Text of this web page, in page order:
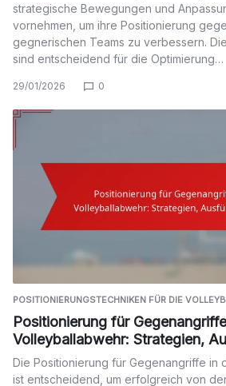
strategische Bewegungen und
vornehmen, um ihre Positionierung
gegnerischen Teams zu verbessern.
sind entscheidend für die Optimierung…
29/01/2026 0
POSITIONIERUNGSTECHNIKEN FÜR DIE
Positionierung für
Volleyballabwehr: Strategien,
Die Positionierung für Gegenangriffe in
ist entscheidend, um erfolgreich von